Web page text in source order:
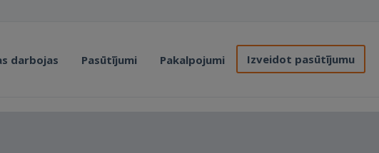
darbojas Pasūtījumi Pakalpojumi Izveidot pasūtījumu